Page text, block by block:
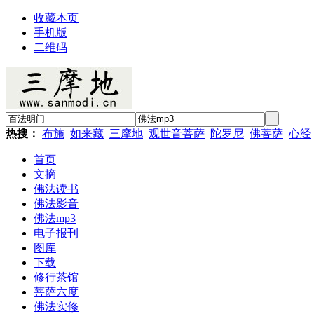
收藏本页
手机版
二维码
热搜： 布施 如来藏 三摩地 观世音菩萨 陀罗尼 佛菩萨 心经
首页
文摘
佛法读书
佛法影音
佛法mp3
电子报刊
图库
下载
修行茶馆
菩萨六度
佛法实修